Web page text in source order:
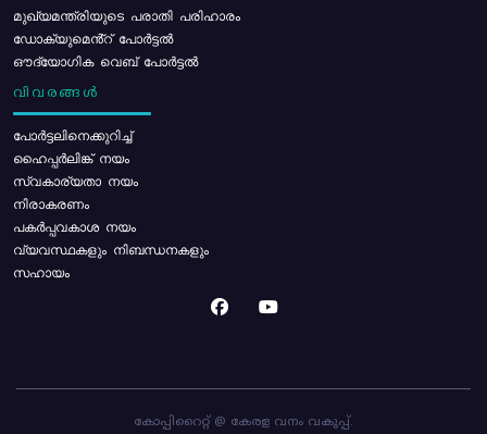
മുഖ്യമന്ത്രിയുടെ പരാതി പരിഹാരം
ഡോക്യുമെൻ്റ് പോർട്ടൽ
ഔദ്യോഗിക വെബ് പോർട്ടൽ
വിവരങ്ങൾ
പോര്‍ട്ടലിനെക്കുറിച്ച്
ഹൈപ്പർലിങ്ക് നയം
സ്വകാര്യതാ നയം
നിരാകരണം
പകർപ്പവകാശ നയം
വ്യവസ്ഥകളും നിബന്ധനകളും
സഹായം
കോപ്പിറൈറ്റ് @ കേരള വനം വകുപ്പ്.